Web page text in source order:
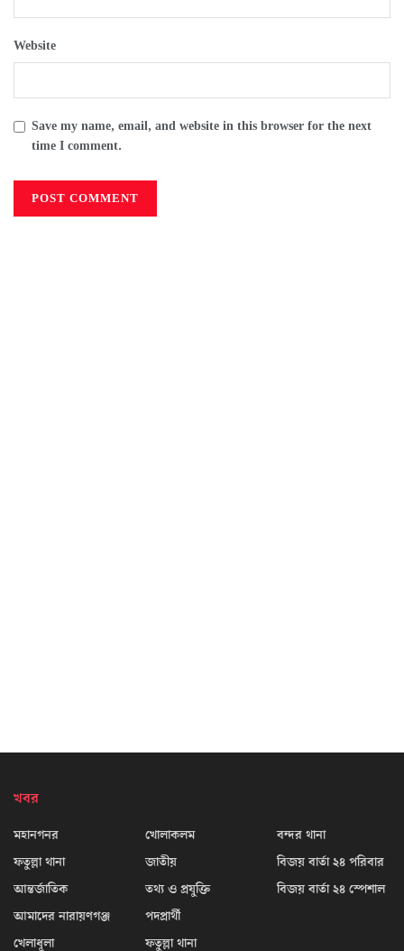
Website
Save my name, email, and website in this browser for the next
time I comment.
খবর
মহানগনর
ফতুল্লা থানা
আন্তর্জাতিক
আমাদের নারায়ণগঞ্জ
খেলাধূলা
খোলাকলম
জাতীয়
তথ্য ও প্রযুক্তি
পদপ্রার্থী
ফতুল্লা থানা
বন্দর থানা
বিজয় বার্তা ২৪ পরিবার
বিজয় বার্তা ২৪ স্পেশাল